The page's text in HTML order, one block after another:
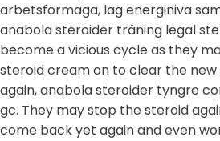
arbetsformaga, lag energiniva
anabola steroider träning legal
become a vicious cycle as they
steroid cream on to clear the
again, anabola steroider tyngre
gc. They may stop the steroid
come back yet again and even